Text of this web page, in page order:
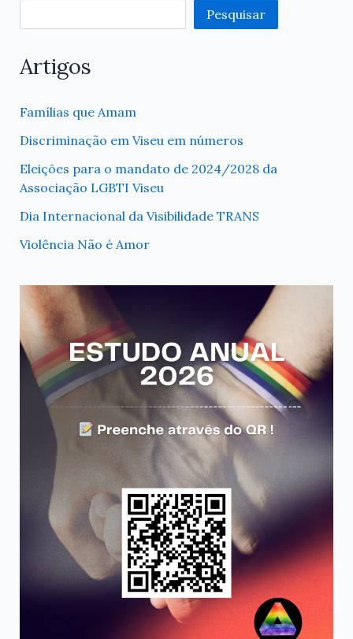
Pesquisar
Artigos
Famílias que Amam
Discriminação em Viseu em números
Eleições para o mandato de 2024/2028 da
Associação LGBTI Viseu
Dia Internacional da Visibilidade TRANS
Violência Não é Amor